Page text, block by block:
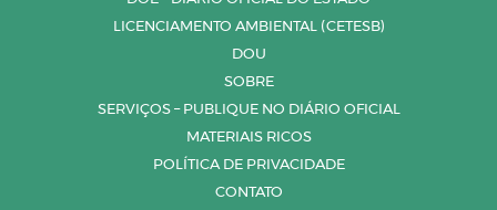
LICENCIAMENTO AMBIENTAL (CETESB)
DOU
SOBRE
SERVIÇOS – PUBLIQUE NO DIÁRIO OFICIAL
MATERIAIS RICOS
POLÍTICA DE PRIVACIDADE
CONTATO